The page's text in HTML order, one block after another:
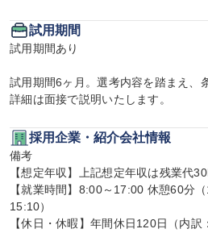
試用期間
試用期間あり
試用期間6ヶ月。選考内容を踏まえ、
詳細は面接で説明いたします。
採用企業・紹介会社情報
備考
【想定年収】上記想定年収は残業代
【就業時間】8:00～17:00 休憩60分
15:10）
【休日・休暇】年間休日120日（内